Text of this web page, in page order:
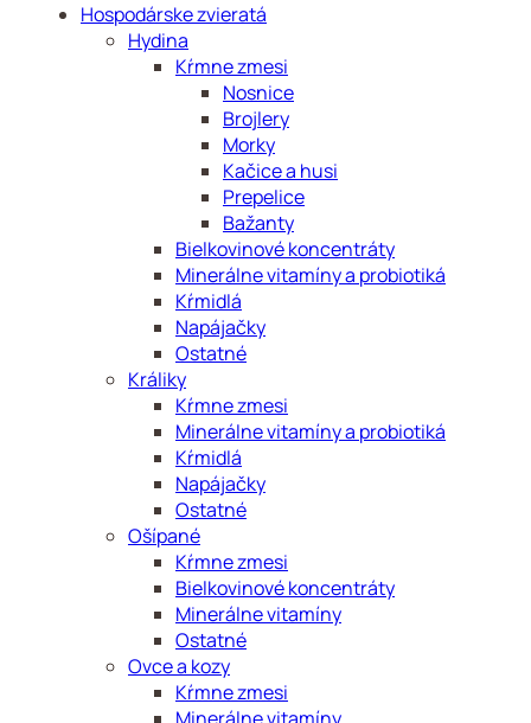
Hospodárske zvieratá
Hydina
Kŕmne zmesi
Nosnice
Brojlery
Morky
Kačice a husi
Prepelice
Bažanty
Bielkovinové koncentráty
Minerálne vitamíny a probiotiká
Kŕmidlá
Napájačky
Ostatné
Králiky
Kŕmne zmesi
Minerálne vitamíny a probiotiká
Kŕmidlá
Napájačky
Ostatné
Ošípané
Kŕmne zmesi
Bielkovinové koncentráty
Minerálne vitamíny
Ostatné
Ovce a kozy
Kŕmne zmesi